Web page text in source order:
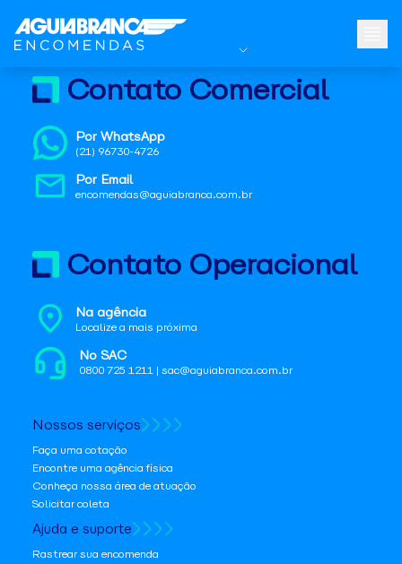
Contato Comercial
Por WhatsApp
(21) 96730-4726
Por Email
encomendas@aguiabranca.com.br
Contato Operacional
Na agência
Localize a mais próxima
No SAC
0800 725 1211 | sac@aguiabranca.com.br
Nossos serviços
Faça uma cotação
Encontre uma agência física
Conheça nossa área de atuação
Solicitar coleta
Ajuda e suporte
Rastrear sua encomenda